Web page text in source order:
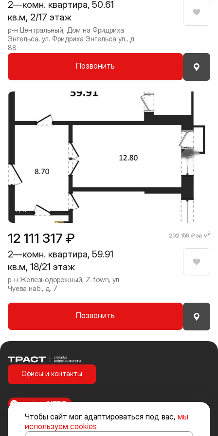
2—комн. квартира, 50.61
кв.м, 2/17 этаж
р-н Центральный, Дом на Фридриха
Энгельса, ул. Фридриха Энгельса ул., д.
88
Позвонить
12 111 317 ₽ 202 159 ₽ за м2
2—комн. квартира, 59.91
кв.м, 18/21 этаж
р-н Железнодорожный, Z-town, ул.
Чуева наб., д. 7
Позвонить
1 / 8
Прокрутить влево
Чтобы сайт мог адаптироваться под вас, мы
используем cookies
Траст | Служба недвижимости
Офисы и контакты
Стоимость объектов недвижимости и иных товаров и услуг, не
включенных в «Прайс-лист» носит исключительно информационный
made inINTRID